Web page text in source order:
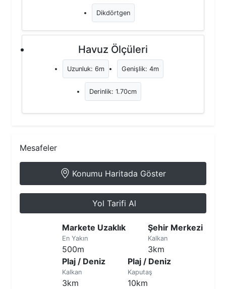
Dikdörtgen
Havuz Ölçüleri
Uzunluk: 6m Genişlik: 4m
Derinlik: 1.70cm
Mesafeler
Konumu Haritada Göster
Yol Tarifi Al
Markete Uzaklık
En Yakın
500m
Şehir Merkezi
Kalkan
3km
Plaj / Deniz
Kalkan
3km
Plaj / Deniz
Kaputaş
10km